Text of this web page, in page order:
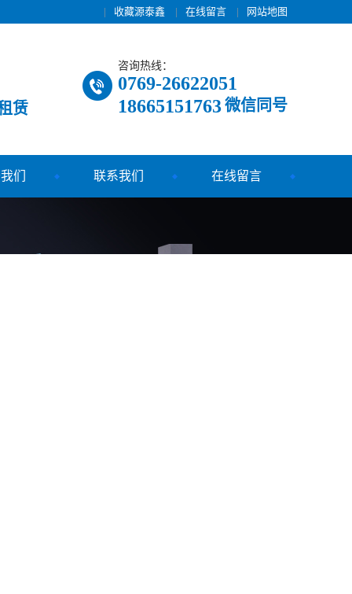
| 收藏源泰鑫 | 在线留言 | 网站地图
赁
咨询热线：
0769-26622051
18665151763微信同号
们 联系我们 在线留言